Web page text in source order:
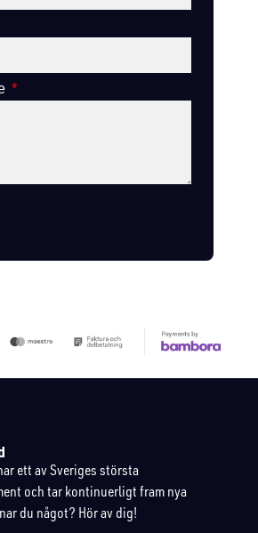
ett av Sveriges största
och tar kontinuerligt fram nya
du något? Hör av dig!